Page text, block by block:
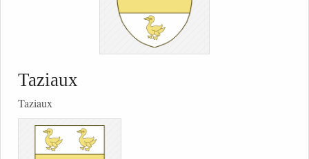
Taziaux
Taziaux